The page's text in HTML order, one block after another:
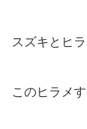
スズキとヒ
このヒラメ